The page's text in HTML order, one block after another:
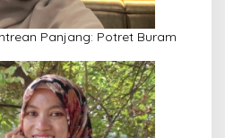
Panjang: Potret Buram